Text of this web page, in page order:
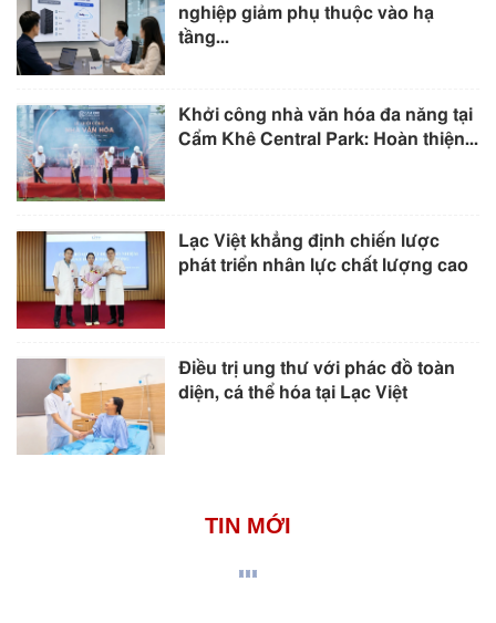
nghiệp giảm phụ thuộc vào hạ
tầng...
Khởi công nhà văn hóa đa năng tại
Cẩm Khê Central Park: Hoàn thiện...
Lạc Việt khẳng định chiến lược
phát triển nhân lực chất lượng cao
Điều trị ung thư với phác đồ toàn
diện, cá thể hóa tại Lạc Việt
TIN MỚI